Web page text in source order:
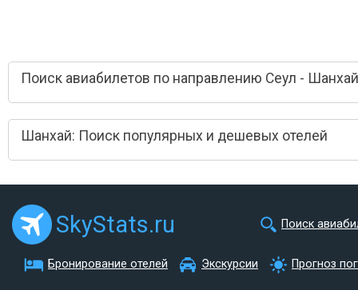
Поиск авиабилетов по направлению Сеул - Шанхай
Шанхай: Поиск популярных и дешевых отелей
SkyStats.ru Поиск
Бронирование отелей Экскурсии Прогноз